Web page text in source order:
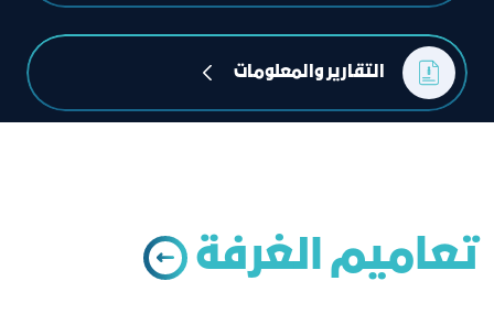
التقارير والمعلومات
تعاميم الغرفة